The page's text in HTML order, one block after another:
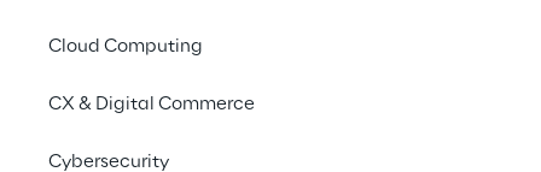
Cloud Computing
CX & Digital Commerce
Cybersecurity
Condividi con un amico